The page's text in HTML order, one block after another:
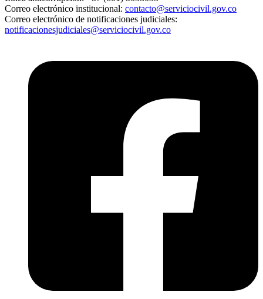
Correo electrónico institucional: contacto@serviciocivil.gov.co
Correo electrónico de notificaciones judiciales:
notificacionesjudiciales@serviciocivil.gov.co